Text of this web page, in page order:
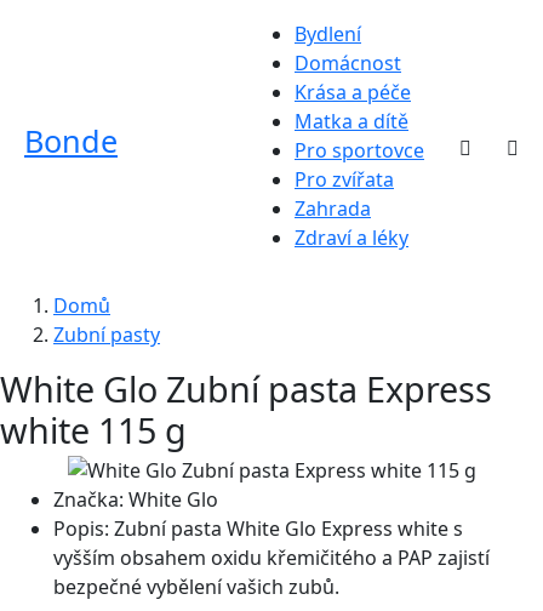
Bonde
Bydlení
Domácnost
Krása a péče
Matka a dítě
Pro sportovce
Pro zvířata
Zahrada
Zdraví a léky
Domů
Zubní pasty
White Glo Zubní pasta Express
white 115 g
Značka: White Glo
Popis: Zubní pasta White Glo Express white s
vyšším obsahem oxidu křemičitého a PAP zajistí
bezpečné vybělení vašich zubů.